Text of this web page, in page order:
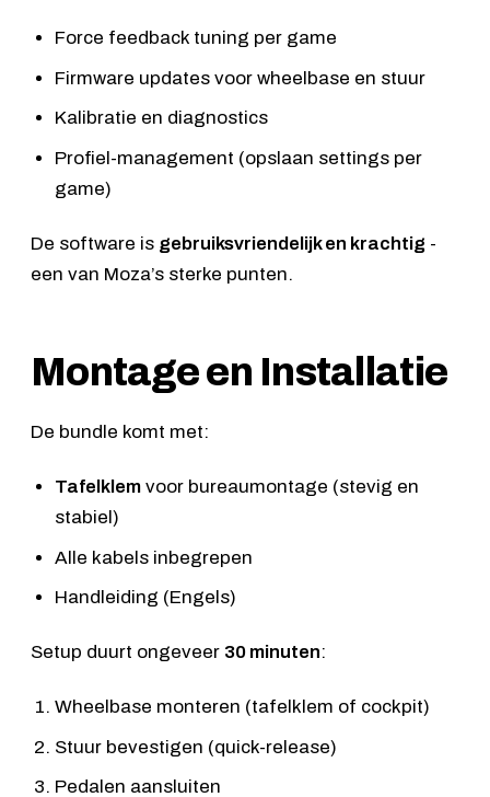
Force feedback tuning per game
Firmware updates voor wheelbase en stuur
Kalibratie en diagnostics
Profiel-management (opslaan settings per
game)
De software is gebruiksvriendelijk en krachtig -
een van Moza’s sterke punten.
Montage en Installatie
De bundle komt met:
Tafelklem voor bureaumontage (stevig en
stabiel)
Alle kabels inbegrepen
Handleiding (Engels)
Setup duurt ongeveer 30 minuten:
Wheelbase monteren (tafelklem of cockpit)
Stuur bevestigen (quick-release)
Pedalen aansluiten